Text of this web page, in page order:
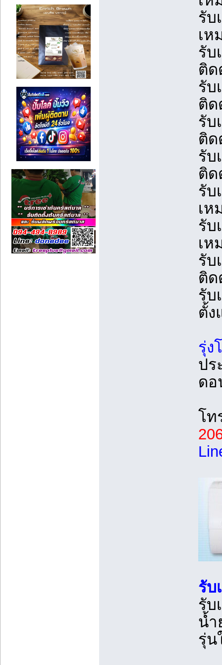
รับ
เห
รับ
ติด
รับ
ติด
รับ
ติด
รับ
ติด
รับ
เห
รับ
เห
รับ
ติด
รับ
ตั้ง
รุ่ง
ปร
ดอ
โ
รับ
รับ
น้ำ
รุ่น